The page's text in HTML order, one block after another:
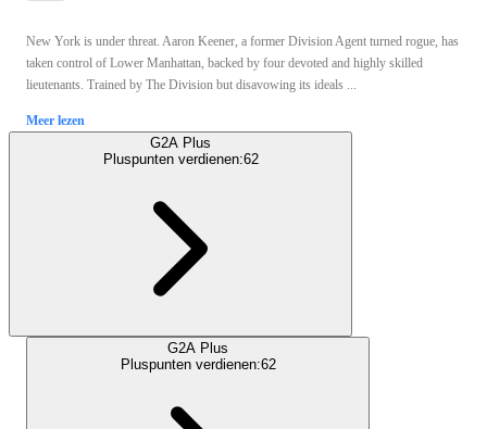
New York is under threat. Aaron Keener, a former Division Agent turned rogue, has
taken control of Lower Manhattan, backed by four devoted and highly skilled
lieutenants. Trained by The Division but disavowing its ideals ...
Meer lezen
G2A Plus
Pluspunten verdienen:62
G2A Plus
Pluspunten verdienen:62